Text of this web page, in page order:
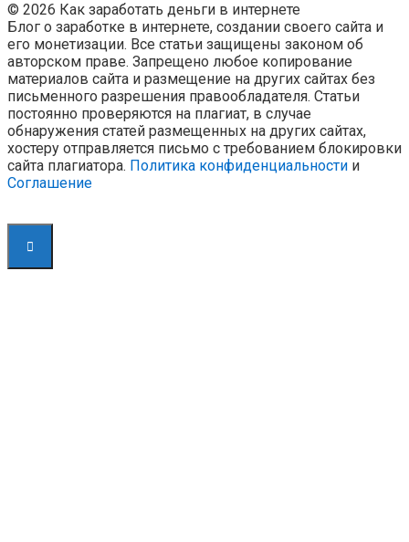
© 2026 Как заработать деньги в интернете
Блог о заработке в интернете, создании своего сайта и
его монетизации. Все статьи защищены законом об
авторском праве. Запрещено любое копирование
материалов сайта и размещение на других сайтах без
письменного разрешения правообладателя. Статьи
постоянно проверяются на плагиат, в случае
обнаружения статей размещенных на других сайтах,
хостеру отправляется письмо с требованием блокировки
сайта плагиатора. Политика конфиденциальности и
Соглашение